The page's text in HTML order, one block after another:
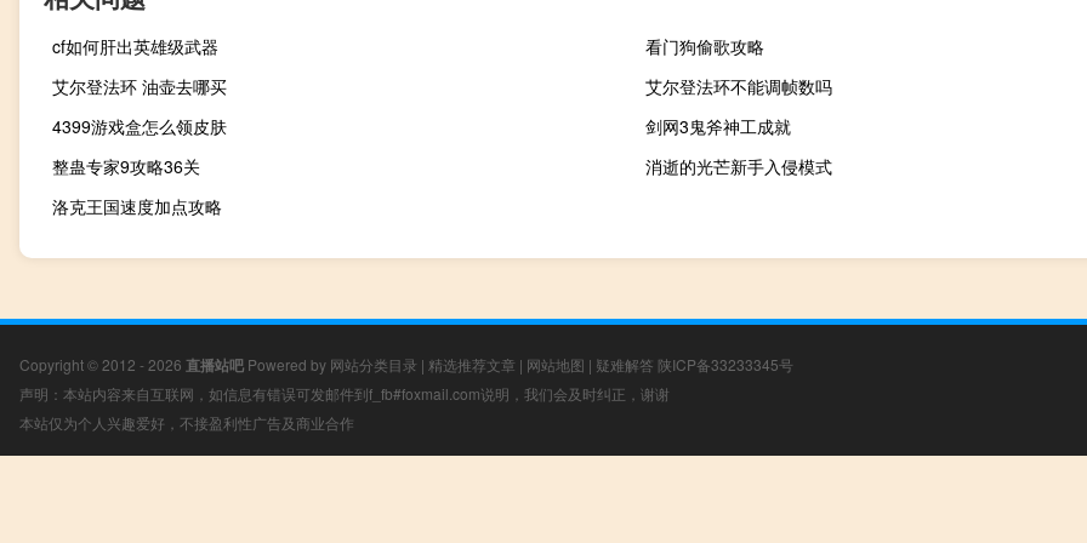
cf如何肝出英雄级武器
看门狗偷歌攻略
艾尔登法环 油壶去哪买
艾尔登法环不能调帧数吗
4399游戏盒怎么领皮肤
剑网3鬼斧神工成就
整蛊专家9攻略36关
消逝的光芒新手入侵模式
洛克王国速度加点攻略
Copyright © 2012 - 2026 直播站吧 Powered by 网站分类目录 | 精选推荐文章 | 网站地图 | 疑难解答 陕ICP备33233345号
声明：本站内容来自互联网，如信息有错误可发邮件到f_fb#foxmail.com说明，我们会及时纠正，谢谢
本站仅为个人兴趣爱好，不接盈利性广告及商业合作